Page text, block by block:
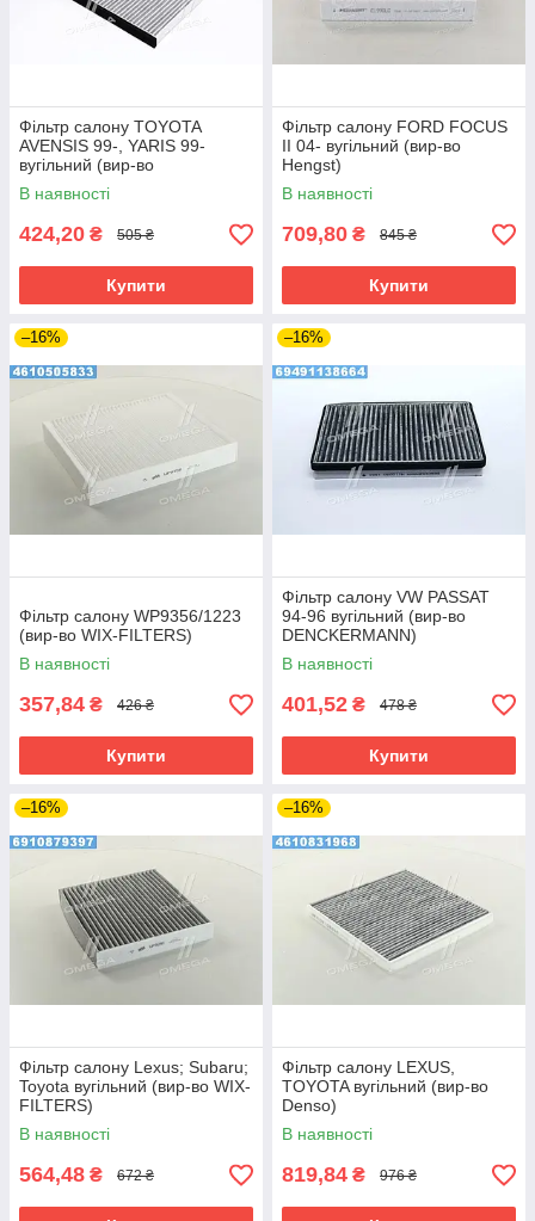
Фільтр салону TOYOTA
AVENSIS 99-, YARIS 99-
вугільний (вир-во
DENCKERMANN)
В наявності
424,20 ₴ 505 ₴
Купити
Фільтр салону FORD FOCUS
II 04- вугільний (вир-во
Hengst)
В наявності
709,80 ₴ 845 ₴
Купити
–16%
Фільтр салону WP9356/1223
(вир-во WIX-FILTERS)
В наявності
357,84 ₴ 426 ₴
Купити
–16%
Фільтр салону VW PASSAT
94-96 вугільний (вир-во
DENCKERMANN)
В наявності
401,52 ₴ 478 ₴
Купити
–16%
Фільтр салону Lexus; Subaru;
Toyota вугільний (вир-во WIX-
FILTERS)
В наявності
564,48 ₴ 672 ₴
–16%
Фільтр салону LEXUS,
TOYOTA вугільний (вир-во
Denso)
В наявності
819,84 ₴ 976 ₴